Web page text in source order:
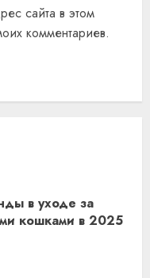
сайта в этом
комментариев.
в уходе за
кошками в 2025